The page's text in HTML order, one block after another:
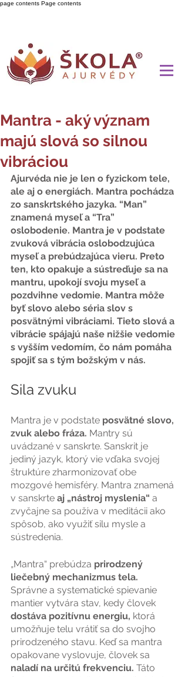
page contents Page contents
Mantra - aký význam
majú slová so silnou
vibráciou
Ajurvéda nie je len o fyzickom tele,
ale aj o energiách. Mantra pochádza
zo sanskrtského jazyka. “Man”
znamená myseľ a “Tra”
oslobodenie. Mantra je v podstate
zvuková vibrácia oslobodzujúca
myseľ a prebúdzajúca vieru. Preto
ten, kto opakuje a sústreďuje sa na
mantru, upokojí svoju myseľ a
pozdvihne vedomie. Mantra môže
byť slovo alebo séria slov s
posvätnými vibráciami. Tieto slová a
vibrácie spájajú naše nižšie vedomie
s vyšším vedomím, čo nám pomáha
spojiť sa s tým božským v nás.
Sila zvuku
Mantra je v podstate posvätné slovo,
zvuk alebo fráza. Mantry sú
uvádzané v sanskrte. Sanskrit je
jediný jazyk, ktorý vie vďaka svojej
štruktúre zharmonizovať obe
mozgové hemisféry. Mantra znamená
v sanskrte aj „nástroj myslenia“ a
zvyčajne sa používa v meditácii ako
spôsob, ako využiť silu mysle a
sústredenia.
„Mantra“ prebúdza prirodzený
liečebný mechanizmus tela.
Správne a systematické spievanie
mantier vytvára stav, kedy človek
dostáva pozitívnu energiu, ktorá
umožňuje telu vrátiť sa do svojho
prirodzeného stavu. Keď sa mantra
opakovane vyslovuje, človek sa
naladí na určitú frekvenciu. Táto